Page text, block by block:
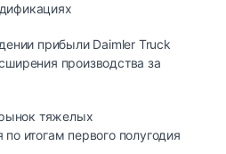
прибыли Daimler Truck
производства за
тяжелых
по итогам первого полугодия